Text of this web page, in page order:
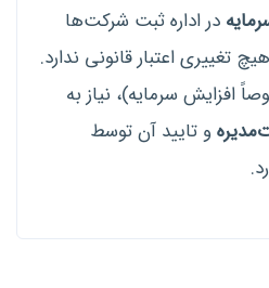
در اداره ثبت شرکت‌ها
تغییری اعتبار قانونی ندارد.
افزایش سرمایه)، نیاز به
و تایید آن توسط